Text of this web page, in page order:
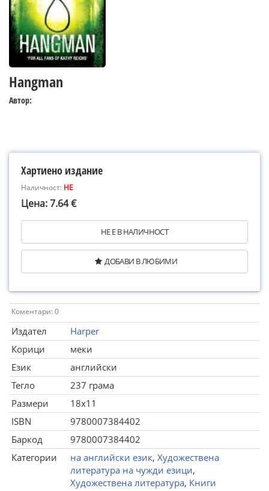
Hangman
Автор:
Хартиено издание
Наличност: НЕ
Цена: 7.64 €
НЕ Е В НАЛИЧНОСТ
ДОБАВИ В ЛЮБИМИ
Коментари: 0
Издател
Harper
Корици
меки
Език
английски
Тегло
237 грама
Размери
18x11
ISBN
9780007384402
Баркод
9780007384402
Категории
на английски език, Художествена
литература на чужди езици,
Художествена литература, Книги